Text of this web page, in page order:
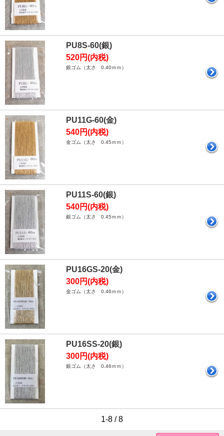
PU8S-60(銀)
520円(内税)
銀ゴム（太さ 0.40ｍｍ）
PU11G-60(金)
540円(内税)
金ゴム（太さ 0.45ｍｍ）
PU11S-60(銀)
540円(内税)
銀ゴム（太さ 0.45ｍｍ）
PU16GS-20(金)
300円(内税)
金ゴム（太さ 0.46ｍｍ）
PU16SS-20(銀)
300円(内税)
銀ゴム（太さ 0.46ｍｍ）
1-8 / 8